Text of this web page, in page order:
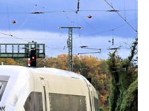
zu überspringen